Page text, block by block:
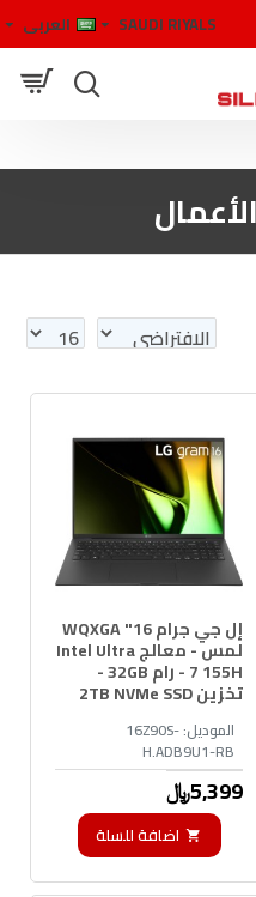
SAUDI RIYALS العربى
الموديل:16Z90S-
H.ADB9U1-RB
إل جي جرام 16" WQXGA
لمس - معالج Intel Ultra
7 155H - رام 32GB -
تخزين 2TB NVMe SSD
5,399﷼
اضافة للسلة